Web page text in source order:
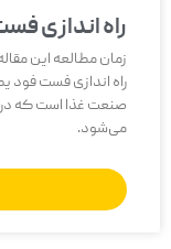
راه اندازی فست فود در 10
زمان مطالعه این
راه اندازی فست فود
صنعت غذا است که
می‌شود.